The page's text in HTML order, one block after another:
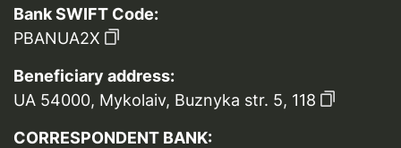
Bank SWIFT Code:
PBANUA2X
Beneficiary address:
UA 54000, Mykolaiv, Buznyka str. 5, 118
CORRESPONDENT BANK: